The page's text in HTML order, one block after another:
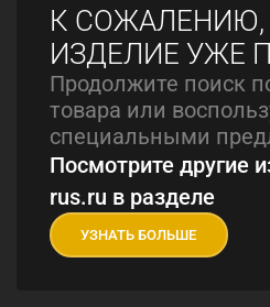
К СОЖАЛЕНИЮ,
ИЗДЕЛИЕ УЖЕ
Продолжите поиск
товара или
специальными
Посмотрите другие
rus.ru в разделе
УЗНАТЬ БОЛЬШЕ